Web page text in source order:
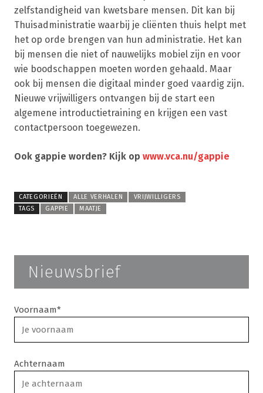
zelfstandigheid van kwetsbare mensen. Dit kan bij
Thuisadministratie waarbij je cliënten thuis helpt met
het op orde brengen van hun administratie. Het kan
bij mensen die niet of nauwelijks mobiel zijn en voor
wie boodschappen moeten worden gehaald. Maar
ook bij mensen die digitaal minder goed vaardig zijn.
Nieuwe vrijwilligers ontvangen bij de start een
algemene introductietraining en krijgen een vast
contactpersoon toegewezen.
Ook gappie worden? Kijk op www.vca.nu/gappie
CATEGORIEËN ALLE VERHALEN
VRIJWILLIGERS
TAGS
GAPPIE MAATJE
Nieuwsbrief
Voornaam*
Achternaam